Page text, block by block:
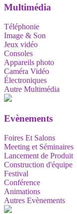
Multimédia
Téléphonie
Image & Son
Jeux vidéo
Consoles
Appareils photo
Caméra Vidéo
Électroniques
Autre Multimédia
Evènements
Foires Et Salons
Meeting et Séminaires
Lancement de Produit
Construction d'équipe
Festival
Conférence
Animations
Autres Evènements